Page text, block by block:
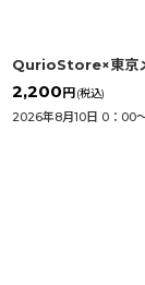
QurioStore×東京
2,200 円 (税込)
2026年8月10日 0：